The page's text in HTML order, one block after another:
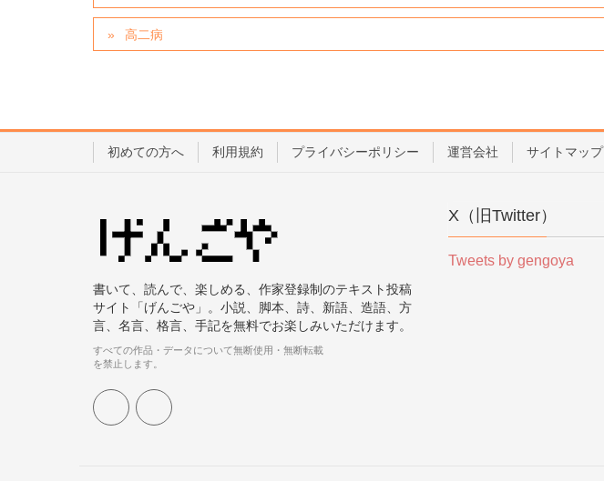
高二病
初めての方へ 利用規約 プライバシーポリシー 運営会社 サイトマップ
書いて、読んで、楽しめる、作家登録制のテキスト投稿
サイト「げんごや」。小説、脚本、詩、新語、造語、方
言、名言、格言、手記を無料でお楽しみいただけます。
すべての作品・データについて無断使用・無断転載
を禁止します。
X（旧Twitter）
Tweets by gengoya